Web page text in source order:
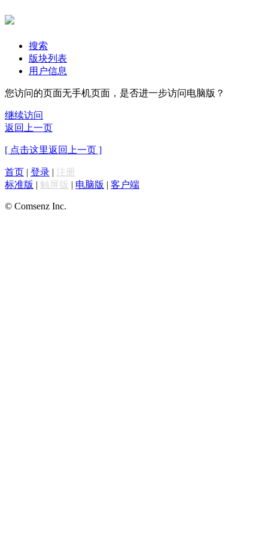
搜索
版块列表
用户信息
您访问的页面无手机页面，是否进一步访问电脑版？
继续访问
返回上一页
[ 点击这里返回上一页 ]
首页 | 登录 | 注册
标准版 | 触屏版 | 电脑版 | 客户端
© Comsenz Inc.